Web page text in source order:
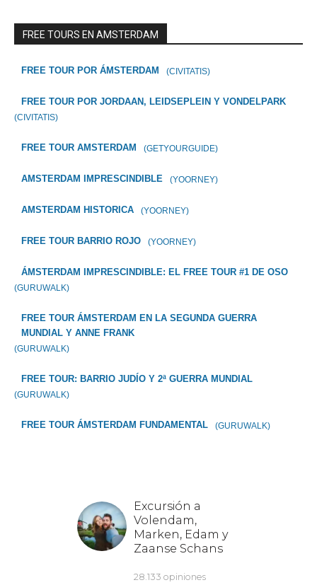
FREE TOURS EN AMSTERDAM
FREE TOUR POR ÁMSTERDAM (CIVITATIS)
FREE TOUR POR JORDAAN, LEIDSEPLEIN Y VONDELPARK
(CIVITATIS)
FREE TOUR AMSTERDAM (GETYOURGUIDE)
AMSTERDAM IMPRESCINDIBLE (YOORNEY)
AMSTERDAM HISTORICA (YOORNEY)
FREE TOUR BARRIO ROJO (YOORNEY)
ÁMSTERDAM IMPRESCINDIBLE: EL FREE TOUR #1 DE OSO
(GURUWALK)
FREE TOUR ÁMSTERDAM EN LA SEGUNDA GUERRA
MUNDIAL Y ANNE FRANK
(GURUWALK)
FREE TOUR: BARRIO JUDÍO Y 2ª GUERRA MUNDIAL
(GURUWALK)
FREE TOUR ÁMSTERDAM FUNDAMENTAL (GURUWALK)